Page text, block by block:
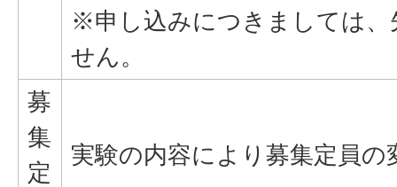
※申し込みにつきましては、
せん。
募
集
定
実験の内容により募集定員